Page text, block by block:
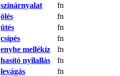
színárnyalat
fn
ölés
fn
ütés
fn
csípés
fn
enyhe mellékíz
fn
hasító nyilallás
fn
levágás
fn